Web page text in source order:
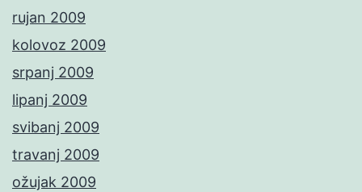
rujan 2009
kolovoz 2009
srpanj 2009
lipanj 2009
svibanj 2009
travanj 2009
ožujak 2009